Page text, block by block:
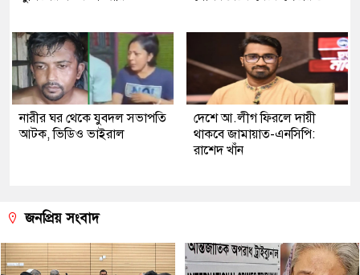
নারীর ঘর থেকে যুবদল সভাপতি
আটক, ভিডিও ভাইরাল
দেশে আ.লীগ ফিরলে দায়ী
থাকবে জামায়াত-এনসিপি:
রাশেদ খাঁন
জনপ্রিয় সংবাদ